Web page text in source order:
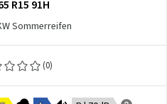
R15 91H
Sommerreifen
(0)